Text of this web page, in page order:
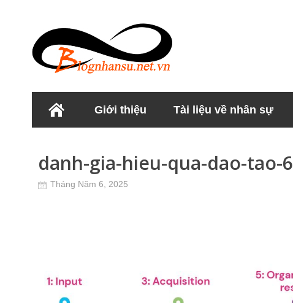
Giới thiệu Tài liệu về nhân sự
danh-gia-hieu-qua-dao-tao-6
Tháng Năm 6, 2025